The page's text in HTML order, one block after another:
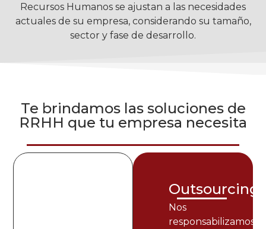
Recursos Humanos se ajustan a las necesidades
actuales de su empresa, considerando su tamaño,
sector y fase de desarrollo.
Te brindamos las soluciones de
RRHH que tu empresa necesita
Outsourcing
Nos
responsabilizamos